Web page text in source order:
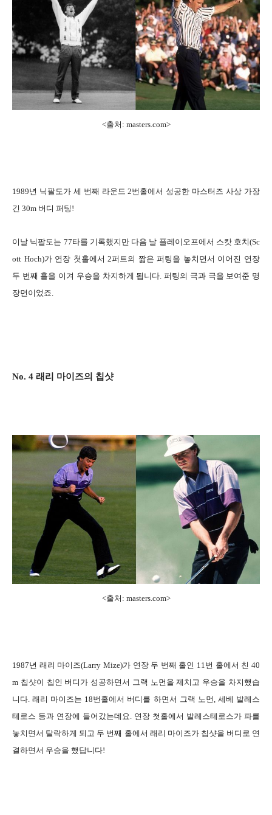
<출처: masters.com>
1989년 닉팔도가 세 번째 라운드 2번홀에서 성공한 마스터즈 사상 가장
긴 30m 버디 퍼팅!
이날 닉팔도는 77타를 기록했지만 다음 날 플레이오프에서 스캇 호치(Sc
ott Hoch)가 연장 첫홀에서 2퍼트의 짧은 퍼팅을 놓치면서 이어진 연장
두 번째 홀을 이겨 우승을 차지하게 됩니다. 퍼팅의 극과 극을 보여준 명
장면이었죠.
No. 4 래리 마이즈의 칩샷
<출처: masters.com>
1987년 래리 마이즈(Larry Mize)가 연장 두 번째 홀인 11번 홀에서 친 40
m 칩샷이 칩인 버디가 성공하면서 그랙 노먼을 제치고 우승을 차지했습
니다. 래리 마이즈는 18번홀에서 버디를 하면서 그랙 노먼, 세베 발레스
테로스 등과 연장에 들어갔는데요. 연장 첫홀에서 발레스테로스가 파를
놓치면서 탈락하게 되고 두 번째 홀에서 래리 마이즈가 칩샷을 버디로 연
결하면서 우승을 했답니다!